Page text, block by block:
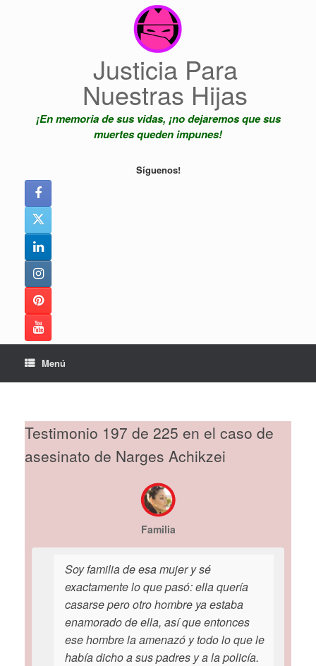
Justicia Para
Nuestras Hijas
¡En memoria de sus vidas, ¡no dejaremos que sus
muertes queden impunes!
Síguenos!
Menú
Testimonio 197 de 225 en el caso de
asesinato de Narges Achikzei
Familia
Soy familia de esa mujer y sé
exactamente lo que pasó: ella quería
casarse pero otro hombre ya estaba
enamorado de ella, así que entonces
ese hombre la amenazó y todo lo que le
había dicho a sus padres y a la policía.